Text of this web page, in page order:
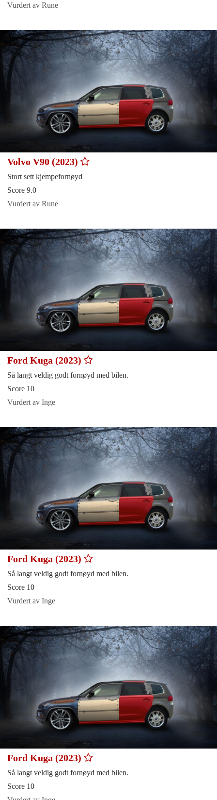
Vurdert av Rune
Volvo V90 (2023)
Stort sett kjempefornøyd
Score 9.0
Vurdert av Rune
Ford Kuga (2023)
Så langt veldig godt fornøyd med bilen.
Score 10
Vurdert av Inge
Ford Kuga (2023)
Så langt veldig godt fornøyd med bilen.
Score 10
Vurdert av Inge
Ford Kuga (2023)
Så langt veldig godt fornøyd med bilen.
Score 10